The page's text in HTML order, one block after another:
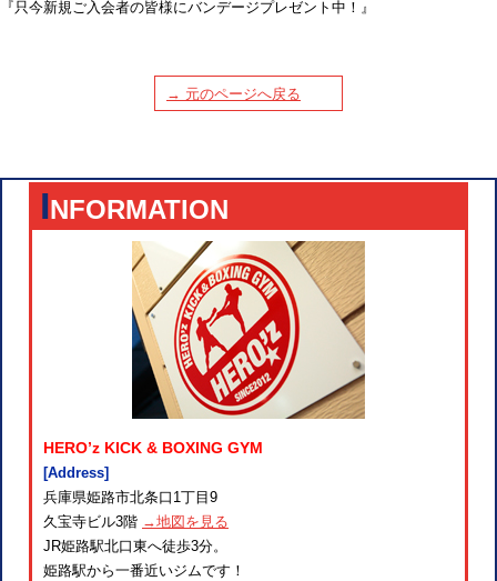
『只今新規ご入会者の皆様にバンデージプレゼント中！』
→ 元のページへ戻る
INFORMATION
HERO’z KICK & BOXING GYM
[Address]
兵庫県姫路市北条口1丁目9
久宝寺ビル3階 →地図を見る
JR姫路駅北口東へ徒歩3分。
姫路駅から一番近いジムです！